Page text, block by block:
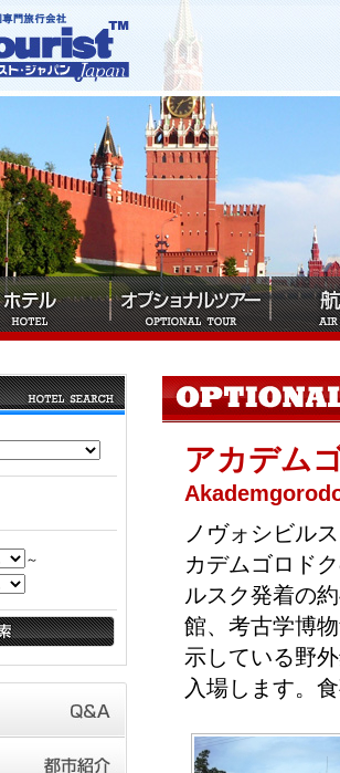
アカデム
ノヴォシビル
カデムゴロド
ルスク発着の
館、考古学博
示している野
入場します。
～